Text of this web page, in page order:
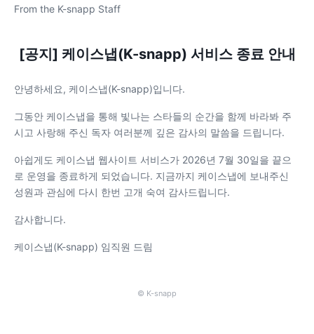
From the K-snapp Staff
[공지] 케이스냅(K-snapp) 서비스 종료 안내
안녕하세요, 케이스냅(K-snapp)입니다.
그동안 케이스냅을 통해 빛나는 스타들의 순간을 함께 바라봐 주
시고 사랑해 주신 독자 여러분께 깊은 감사의 말씀을 드립니다.
아쉽게도 케이스냅 웹사이트 서비스가 2026년 7월 30일을 끝으
로 운영을 종료하게 되었습니다. 지금까지 케이스냅에 보내주신
성원과 관심에 다시 한번 고개 숙여 감사드립니다.
감사합니다.
케이스냅(K-snapp) 임직원 드림
© K-snapp